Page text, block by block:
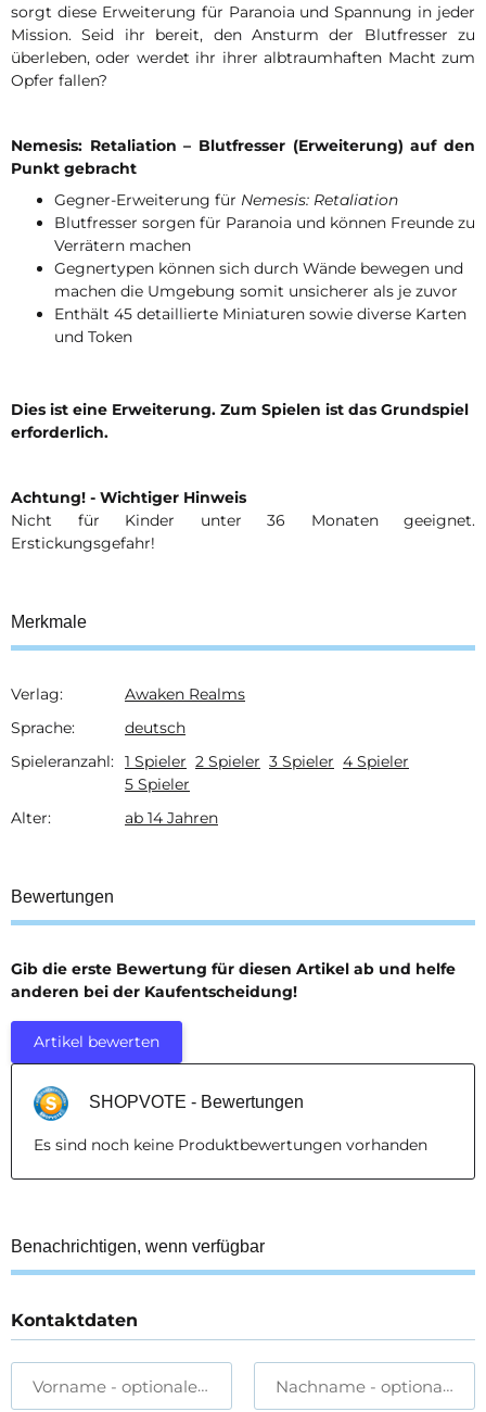
sorgt diese Erweiterung für Paranoia und Spannung in jeder
Mission. Seid ihr bereit, den Ansturm der Blutfresser zu
überleben, oder werdet ihr ihrer albtraumhaften Macht zum
Opfer fallen?
Nemesis: Retaliation – Blutfresser (Erweiterung) auf den
Punkt gebracht
Gegner-Erweiterung für Nemesis: Retaliation
Blutfresser sorgen für Paranoia und können Freunde zu
Verrätern machen
Gegnertypen können sich durch Wände bewegen und
machen die Umgebung somit unsicherer als je zuvor
Enthält 45 detaillierte Miniaturen sowie diverse Karten
und Token
Dies ist eine Erweiterung. Zum Spielen ist das Grundspiel
erforderlich.
Achtung! - Wichtiger Hinweis
Nicht für Kinder unter 36 Monaten geeignet.
Erstickungsgefahr!
Merkmale
Produkteigenschaft
Wert
Verlag:
Awaken Realms
Sprache:
deutsch
Spieleranzahl: 1 Spieler 2 Spieler 3 Spieler 4 Spieler
5 Spieler
Alter:
ab 14 Jahren
Bewertungen
Gib die erste Bewertung für diesen Artikel ab und helfe
anderen bei der Kaufentscheidung!
Artikel bewerten
SHOPVOTE - Bewertungen
Es sind noch keine Produktbewertungen vorhanden
Benachrichtigen, wenn verfügbar
Kontaktdaten
Vorname - optionale Angabe Nachname - optionale